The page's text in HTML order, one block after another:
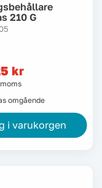
210 G
kr
omgående
i varukorgen